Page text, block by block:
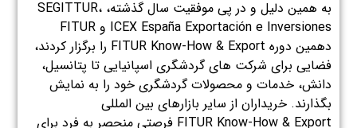
به همین دلیل و در پی موفقیت سال گذشته، SEGITTUR،
ICEX España Exportación e Inversiones و FITUR
دهمین دوره FITUR Know-How & Export را برگزار کردند،
فضایی برای شرکت های گردشگری اسپانیایی تا پتانسیل،
دانش، خدمات و محصولات گردشگری خود را به نمایش
بگذارند. خریداران از سایر بازارهای بین المللی
FITUR Know-How & Export فرصتی منحصر به فرد برای